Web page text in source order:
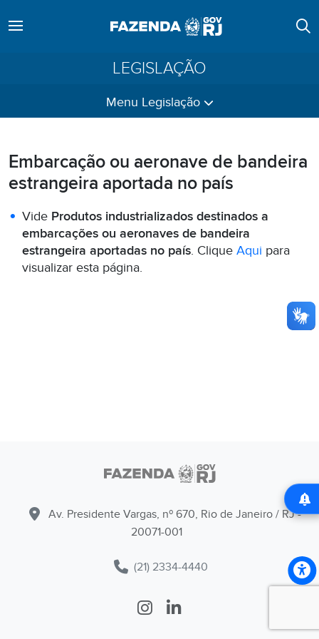
LEGISLAÇÃO
Menu Legislação
Embarcação ou aeronave de bandeira
estrangeira aportada no país
Vide Produtos industrializados destinados a
embarcações ou aeronaves de bandeira
estrangeira aportadas no país. CliqueAqui para
visualizar esta página.
Av. Presidente Vargas, nº 670, Rio de Janeiro / RJ -
20071-001
(21) 2334-4440